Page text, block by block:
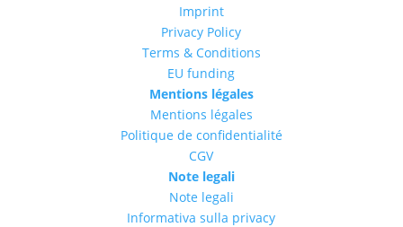
Imprint
Privacy Policy
Terms & Conditions
EU funding
Mentions légales
Mentions légales
Politique de confidentialité
CGV
Note legali
Note legali
Informativa sulla privacy